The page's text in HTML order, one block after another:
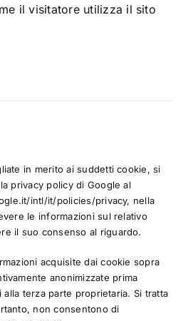
il visitatore utilizza il sito
in merito ai suddetti cookie, si
privacy policy di Google al
intl/it/policies/privacy, nella
le informazioni sul relativo
il suo consenso al riguardo.
acquisite dai cookie sopra
anonimizzate prima
alla terza parte proprietaria. Si tratta
non consentono di